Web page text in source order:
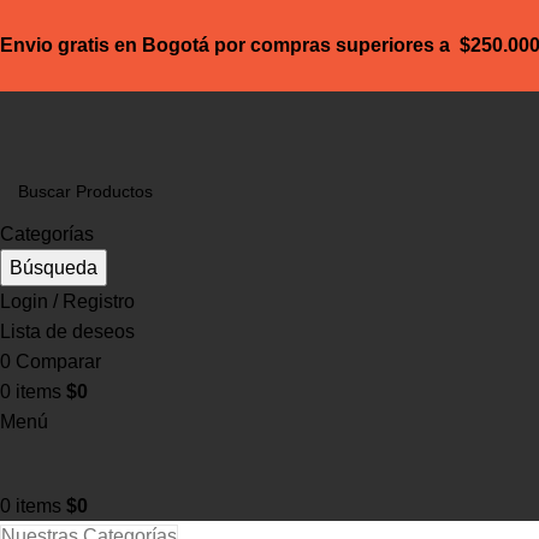
Envio gratis en Bogotá por compras superiores a $250.000
Categorías
Búsqueda
Login / Registro
Lista de deseos
0 Comparar
0 items $0
Menú
0 items $0